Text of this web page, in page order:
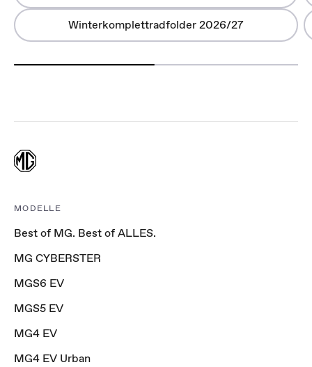
Winterkomplettradfolder 2026/27
MODELLE
Best of MG. Best of ALLES.
MG CYBERSTER
MGS6 EV
MGS5 EV
MG4 EV
MG4 EV Urban